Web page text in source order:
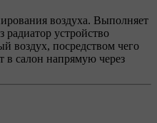
воздуха. Выполняет
радиатор устройство
воздух, посредством чего
в салон напрямую через